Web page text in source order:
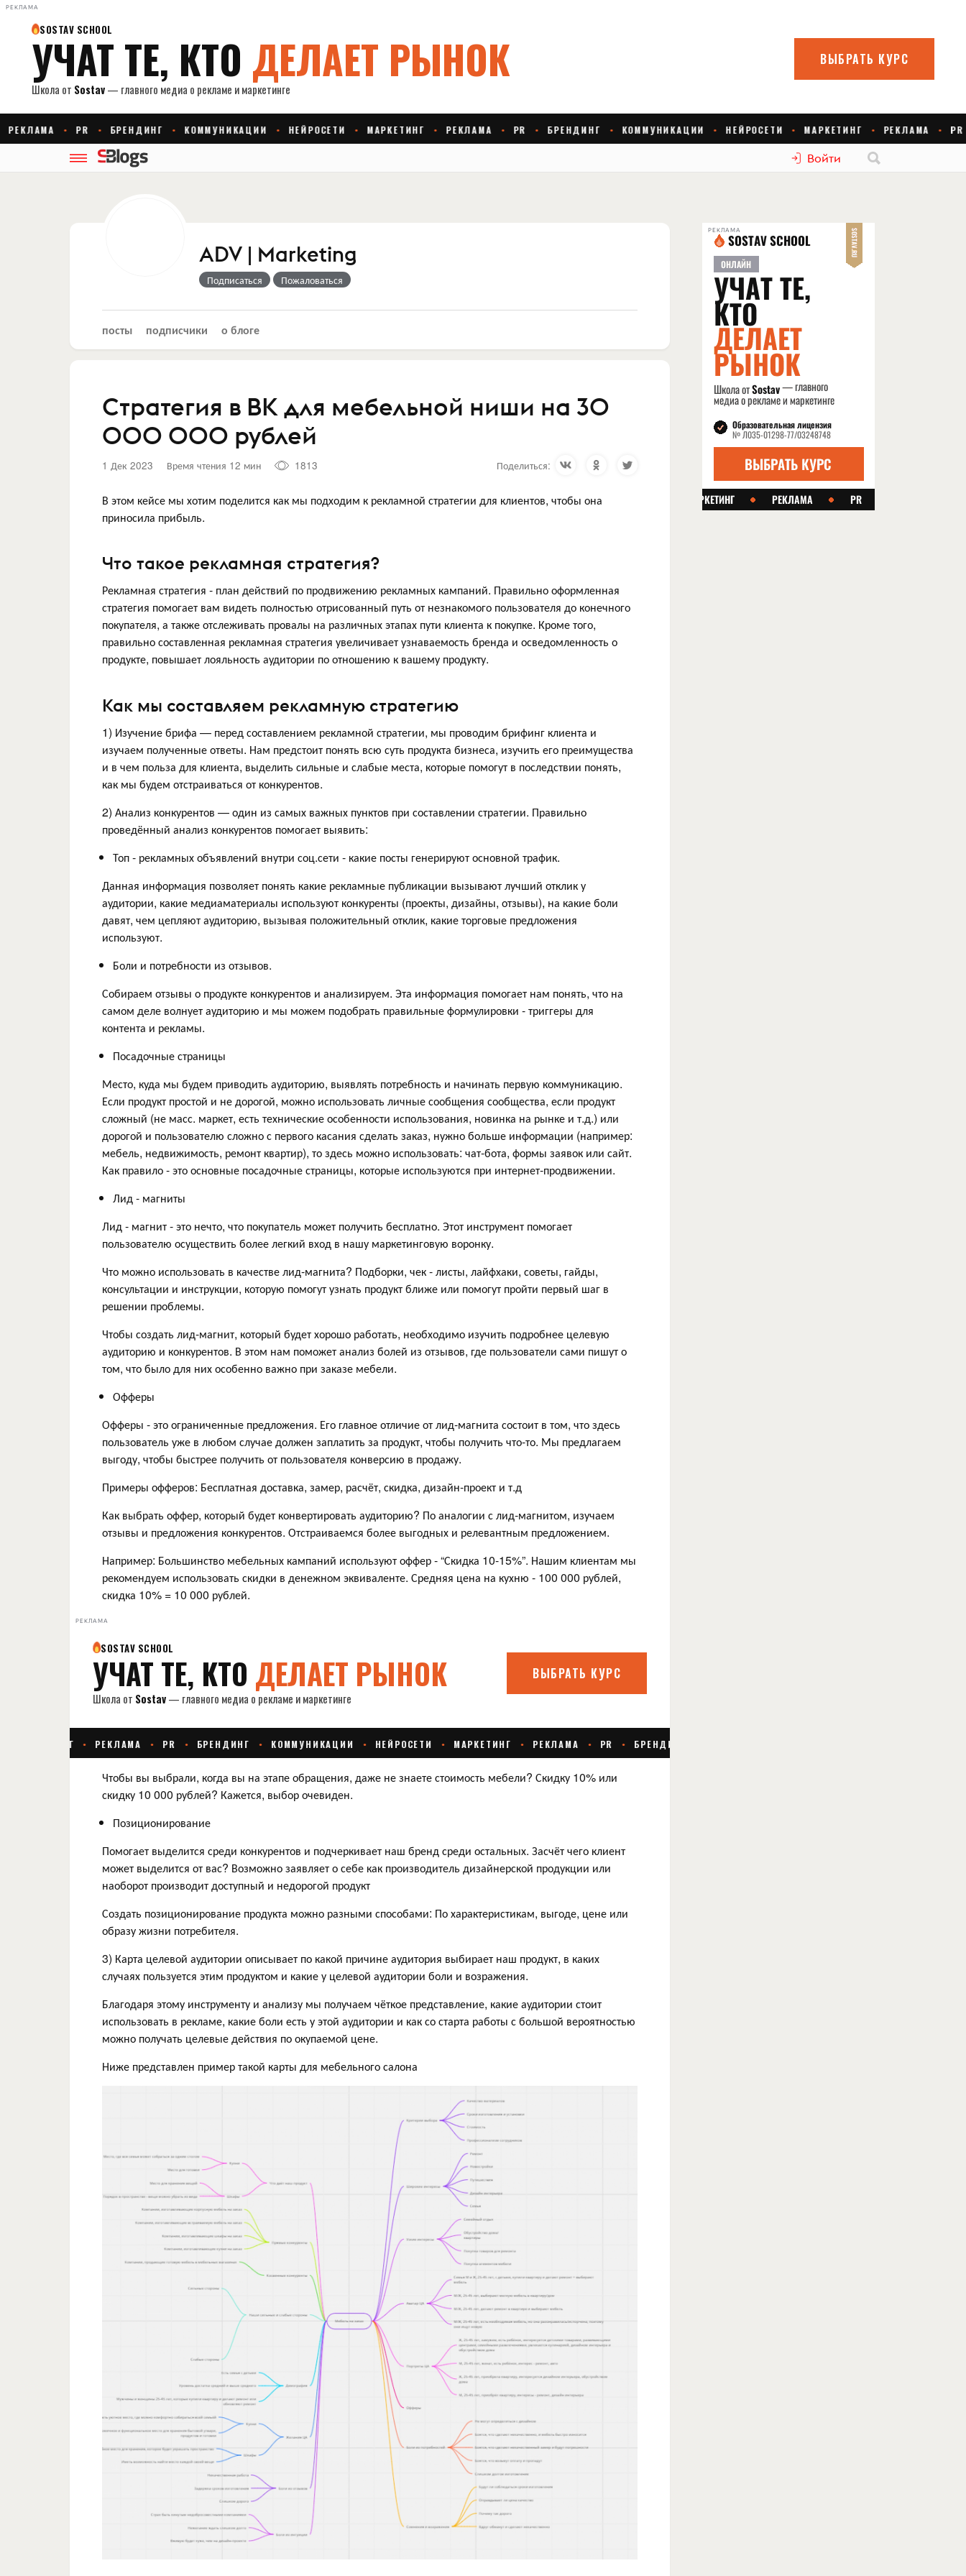
РЕКЛАМА
Войти
ADV | Marketing
Подписаться Пожаловаться
посты подписчики о блоге
Стратегия в ВК для мебельной ниши на 30
000 000 рублей
1 Дек 2023 Время чтения 12 мин 1813 Поделиться:
В этом кейсе мы хотим поделится как мы подходим к рекламной стратегии для клиентов, чтобы она
приносила прибыль.
Что такое рекламная стратегия?
Рекламная стратегия - план действий по продвижению рекламных кампаний. Правильно оформленная
стратегия помогает вам видеть полностью отрисованный путь от незнакомого пользователя до конечного
покупателя, а также отслеживать провалы на различных этапах пути клиента к покупке. Кроме того,
правильно составленная рекламная стратегия увеличивает узнаваемость бренда и осведомленность о
продукте, повышает лояльность аудитории по отношению к вашему продукту.
Как мы составляем рекламную стратегию
1) Изучение брифа — перед составлением рекламной стратегии, мы проводим брифинг клиента и
изучаем полученные ответы. Нам предстоит понять всю суть продукта бизнеса, изучить его преимущества
и в чем польза для клиента, выделить сильные и слабые места, которые помогут в последствии понять,
как мы будем отстраиваться от конкурентов.
2) Анализ конкурентов — один из самых важных пунктов при составлении стратегии. Правильно
проведённый анализ конкурентов помогает выявить:
Топ - рекламных объявлений внутри соц.сети - какие посты генерируют основной трафик.
Данная информация позволяет понять какие рекламные публикации вызывают лучший отклик у
аудитории, какие медиаматериалы используют конкуренты (проекты, дизайны, отзывы), на какие боли
давят, чем цепляют аудиторию, вызывая положительный отклик, какие торговые предложения
используют.
Боли и потребности из отзывов.
Собираем отзывы о продукте конкурентов и анализируем. Эта информация помогает нам понять, что на
самом деле волнует аудиторию и мы можем подобрать правильные формулировки - триггеры для
контента и рекламы.
Посадочные страницы
Место, куда мы будем приводить аудиторию, выявлять потребность и начинать первую коммуникацию.
Если продукт простой и не дорогой, можно использовать личные сообщения сообщества, если продукт
сложный (не масс. маркет, есть технические особенности использования, новинка на рынке и т.д.) или
дорогой и пользователю сложно с первого касания сделать заказ, нужно больше информации (например:
мебель, недвижимость, ремонт квартир), то здесь можно использовать: чат-бота, формы заявок или сайт.
Как правило - это основные посадочные страницы, которые используются при интернет-продвижении.
Лид - магниты
Лид - магнит - это нечто, что покупатель может получить бесплатно. Этот инструмент помогает
пользователю осуществить более легкий вход в нашу маркетинговую воронку.
Что можно использовать в качестве лид-магнита? Подборки, чек - листы, лайфхаки, советы, гайды,
консультации и инструкции, которую помогут узнать продукт ближе или помогут пройти первый шаг в
решении проблемы.
Чтобы создать лид-магнит, который будет хорошо работать, необходимо изучить подробнее целевую
аудиторию и конкурентов. В этом нам поможет анализ болей из отзывов, где пользователи сами пишут о
том, что было для них особенно важно при заказе мебели.
Офферы
Офферы - это ограниченные предложения. Его главное отличие от лид-магнита состоит в том, что здесь
пользователь уже в любом случае должен заплатить за продукт, чтобы получить что-то. Мы предлагаем
выгоду, чтобы быстрее получить от пользователя конверсию в продажу.
Примеры офферов: Бесплатная доставка, замер, расчёт, скидка, дизайн-проект и т.д
Как выбрать оффер, который будет конвертировать аудиторию? По аналогии с лид-магнитом, изучаем
отзывы и предложения конкурентов. Отстраиваемся более выгодных и релевантным предложением.
Например: Большинство мебельных кампаний используют оффер - “Скидка 10-15%”. Нашим клиентам мы
рекомендуем использовать скидки в денежном эквиваленте. Средняя цена на кухню - 100 000 рублей,
скидка 10% = 10 000 рублей.
РЕКЛАМА
Чтобы вы выбрали, когда вы на этапе обращения, даже не знаете стоимость мебели? Скидку 10% или
скидку 10 000 рублей? Кажется, выбор очевиден.
Позиционирование
Помогает выделится среди конкурентов и подчеркивает наш бренд среди остальных. Засчёт чего клиент
может выделится от вас? Возможно заявляет о себе как производитель дизайнерской продукции или
наоборот производит доступный и недорогой продукт
Создать позиционирование продукта можно разными способами: По характеристикам, выгоде, цене или
образу жизни потребителя.
3) Карта целевой аудитории описывает по какой причине аудитория выбирает наш продукт, в каких
случаях пользуется этим продуктом и какие у целевой аудитории боли и возражения.
Благодаря этому инструменту и анализу мы получаем чёткое представление, какие аудитории стоит
использовать в рекламе, какие боли есть у этой аудитории и как со старта работы с большой вероятностью
можно получать целевые действия по окупаемой цене.
Ниже представлен пример такой карты для мебельного салона
РЕКЛАМА